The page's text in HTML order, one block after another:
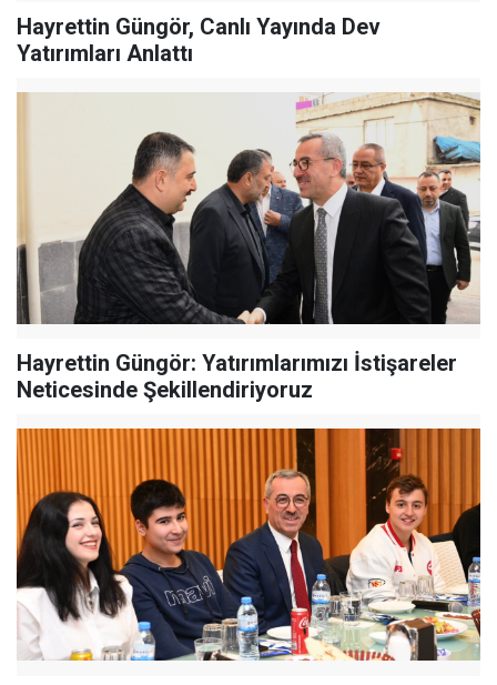
Hayrettin Güngör, Canlı Yayında Dev
Yatırımları Anlattı
Hayrettin Güngör: Yatırımlarımızı İstişareler
Neticesinde Şekillendiriyoruz